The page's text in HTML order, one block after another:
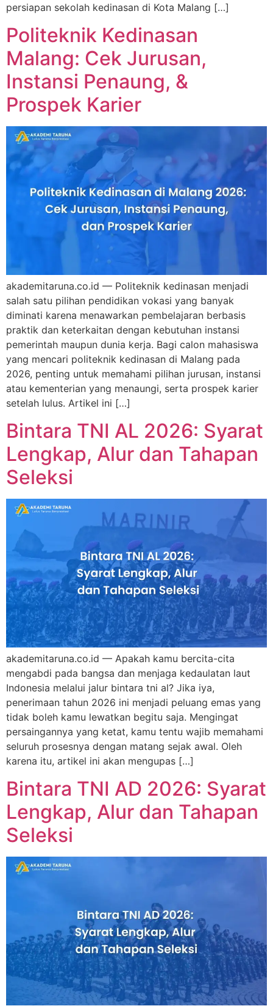
persiapan sekolah kedinasan di Kota Malang […]
Politeknik Kedinasan
Malang: Cek Jurusan,
Instansi Penaung, &
Prospek Karier
akademitaruna.co.id — Politeknik kedinasan menjadi
salah satu pilihan pendidikan vokasi yang banyak
diminati karena menawarkan pembelajaran berbasis
praktik dan keterkaitan dengan kebutuhan instansi
pemerintah maupun dunia kerja. Bagi calon mahasiswa
yang mencari politeknik kedinasan di Malang pada
2026, penting untuk memahami pilihan jurusan, instansi
atau kementerian yang menaungi, serta prospek karier
setelah lulus. Artikel ini […]
Bintara TNI AL 2026: Syarat
Lengkap, Alur dan Tahapan
Seleksi
akademitaruna.co.id — Apakah kamu bercita-cita
mengabdi pada bangsa dan menjaga kedaulatan laut
Indonesia melalui jalur bintara tni al? Jika iya,
penerimaan tahun 2026 ini menjadi peluang emas yang
tidak boleh kamu lewatkan begitu saja. Mengingat
persaingannya yang ketat, kamu tentu wajib memahami
seluruh prosesnya dengan matang sejak awal. Oleh
karena itu, artikel ini akan mengupas […]
Bintara TNI AD 2026: Syarat
Lengkap, Alur dan Tahapan
Seleksi